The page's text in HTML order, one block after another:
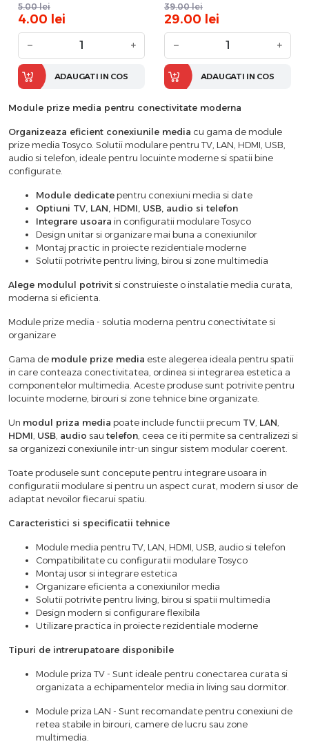
5.00 lei
4.00 lei
− +
ADAUGATI IN COS
39.00 lei
29.00 lei
− +
ADAUGATI IN COS
Module prize media pentru conectivitate moderna
Organizeaza eficient conexiunile media cu gama de module
prize media Tosyco. Solutii modulare pentru TV, LAN, HDMI, USB,
audio si telefon, ideale pentru locuinte moderne si spatii bine
configurate.
Module dedicate pentru conexiuni media si date
Optiuni TV, LAN, HDMI, USB, audio si telefon
Integrare usoara in configuratii modulare Tosyco
Design unitar si organizare mai buna a conexiunilor
Montaj practic in proiecte rezidentiale moderne
Solutii potrivite pentru living, birou si zone multimedia
Alege modulul potrivitsi construieste o instalatie media curata,
moderna si eficienta.
Module prize media - solutia moderna pentru conectivitate si
organizare
Gama de module prize media este alegerea ideala pentru spatii
in care conteaza conectivitatea, ordinea si integrarea estetica a
componentelor multimedia. Aceste produse sunt potrivite pentru
locuinte moderne, birouri si zone tehnice bine organizate.
Un modul priza media poate include functii precum TV LAN
HDMI USB audio sau telefon , ceea ce iti permite sa centralizezi si
sa organizezi conexiunile intr-un singur sistem modular coerent.
Toate produsele sunt concepute pentru integrare usoara in
configuratii modulare si pentru un aspect curat, modern si usor de
adaptat nevoilor fiecarui spatiu.
Caracteristici si specificatii tehnice
Module media pentru TV, LAN, HDMI, USB, audio si telefon
Compatibilitate cu configuratii modulare Tosyco
Montaj usor si integrare estetica
Organizare eficienta a conexiunilor media
Solutii potrivite pentru living, birou si spatii multimedia
Design modern si configurare flexibila
Utilizare practica in proiecte rezidentiale moderne
Tipuri de intrerupatoare disponibile
Module priza TV - Sunt ideale pentru conectarea curata si
organizata a echipamentelor media in living sau dormitor.
Module priza LAN - Sunt recomandate pentru conexiuni de
retea stabile in birouri, camere de lucru sau zone
multimedia.